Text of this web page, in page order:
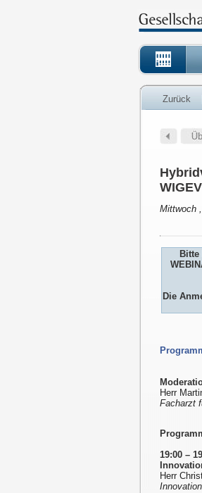
Zurück
WIGEV
Mittwoch
Die
Herr
Facharzt
19:00 –
Herr